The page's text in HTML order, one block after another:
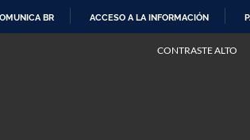
BR ACCESO A LA INFORMACIÓN
CONTRASTE ALTO